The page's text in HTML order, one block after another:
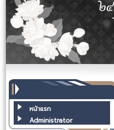
หน้าแรก
Administrator